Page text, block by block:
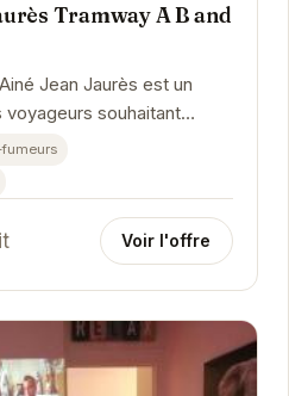
Tramway A B and
Jean Jaurès est un
souhaitant
privilégiée, à...
Voir l'offre